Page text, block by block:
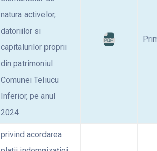
natura activelor,
datoriilor si
capitalurilor proprii
din patrimoniul
Comunei Teliucu
Inferior, pe anul
2024
privind acordarea